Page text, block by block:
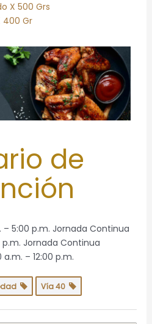
X 500 Grs
400 Gr
de
5:00 p.m. Jornada Continua
Jornada Continua
– 12:00 p.m.
Vía 40